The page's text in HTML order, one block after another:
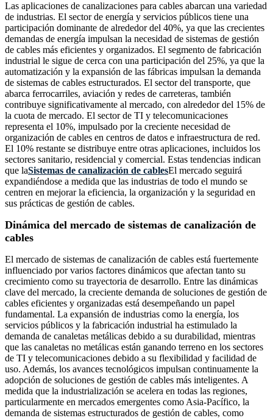
Las aplicaciones de canalizaciones para cables abarcan una variedad
de industrias. El sector de energía y servicios públicos tiene una
participación dominante de alrededor del 40%, ya que las crecientes
demandas de energía impulsan la necesidad de sistemas de gestión
de cables más eficientes y organizados. El segmento de fabricación
industrial le sigue de cerca con una participación del 25%, ya que la
automatización y la expansión de las fábricas impulsan la demanda
de sistemas de cables estructurados. El sector del transporte, que
abarca ferrocarriles, aviación y redes de carreteras, también
contribuye significativamente al mercado, con alrededor del 15% de
la cuota de mercado. El sector de TI y telecomunicaciones
representa el 10%, impulsado por la creciente necesidad de
organización de cables en centros de datos e infraestructura de red.
El 10% restante se distribuye entre otras aplicaciones, incluidos los
sectores sanitario, residencial y comercial. Estas tendencias indican
que laSistemas de canalización de cablesEl mercado seguirá
expandiéndose a medida que las industrias de todo el mundo se
centren en mejorar la eficiencia, la organización y la seguridad en
sus prácticas de gestión de cables.
Dinámica del mercado de sistemas de canalización de
cables
El mercado de sistemas de canalización de cables está fuertemente
influenciado por varios factores dinámicos que afectan tanto su
crecimiento como su trayectoria de desarrollo. Entre las dinámicas
clave del mercado, la creciente demanda de soluciones de gestión de
cables eficientes y organizadas está desempeñando un papel
fundamental. La expansión de industrias como la energía, los
servicios públicos y la fabricación industrial ha estimulado la
demanda de canaletas metálicas debido a su durabilidad, mientras
que las canaletas no metálicas están ganando terreno en los sectores
de TI y telecomunicaciones debido a su flexibilidad y facilidad de
uso. Además, los avances tecnológicos impulsan continuamente la
adopción de soluciones de gestión de cables más inteligentes. A
medida que la industrialización se acelera en todas las regiones,
particularmente en mercados emergentes como Asia-Pacífico, la
demanda de sistemas estructurados de gestión de cables, como